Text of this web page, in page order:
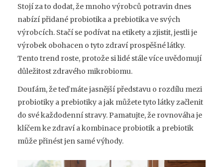
Stojí za to dodat, že mnoho výrobců potravin dnes
nabízí přidané probiotika a prebiotika ve svých
výrobcích. Stačí se podívat na etikety a zjistit, jestli je
výrobek obohacen o tyto zdraví prospěšné látky.
Tento trend roste, protože si lidé stále více uvědomují
důležitost zdravého mikrobiomu.
Doufám, že teď máte jasnější představu o rozdílu mezi
probiotiky a prebiotiky a jak můžete tyto látky začlenit
do své každodenní stravy. Pamatujte, že rovnováha je
klíčem ke zdraví a kombinace probiotik a prebiotik
může přinést jen samé výhody.